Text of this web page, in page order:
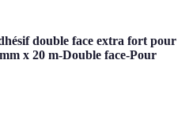
double face extra fort pour
x 20 m-Double face-Pour